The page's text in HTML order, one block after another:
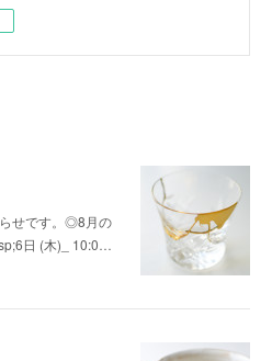
せです。◎8月の
日 (木)_ 10:0…